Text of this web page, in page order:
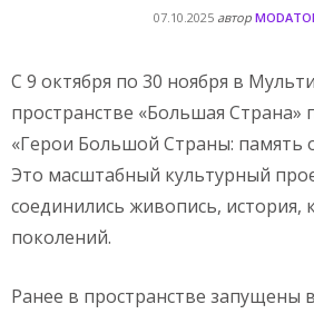
07.10.2025 автор
С 9 октября по 30 ноября в
пространстве «Большая Страна»
«Герои Большой Страны: память
Это масштабный культурный
соединились живопись, история,
поколений.
Ранее в пространстве запущены